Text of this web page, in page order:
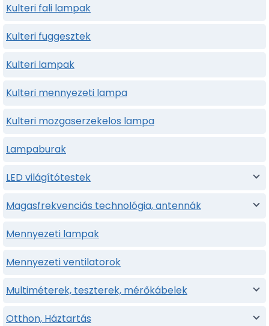
Kulteri fali lampak
Kulteri fuggesztek
Kulteri lampak
Kulteri mennyezeti lampa
Kulteri mozgaserzekelos lampa
Lampaburak
LED világítótestek
Magasfrekvenciás technológia, antennák
Mennyezeti lampak
Mennyezeti ventilatorok
Multiméterek, teszterek, mérőkábelek
Otthon, Háztartás